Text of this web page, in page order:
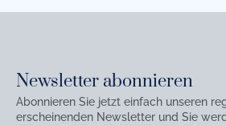
Newsletter abonnieren
Abonnieren Sie jetzt einfach unseren
erscheinenden Newsletter und Sie